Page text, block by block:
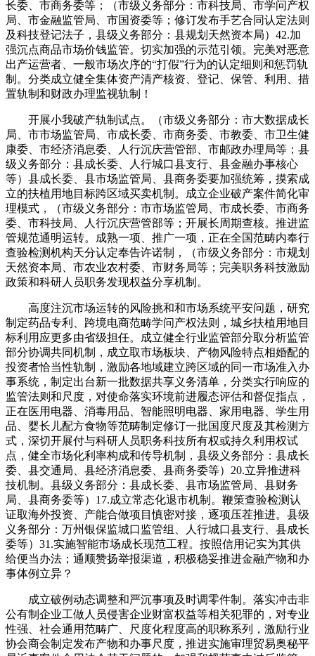
长委、市商务委等；（市级义务部分：市科技局、市学问产权
局、市金融监管局、市国资委等；修订发布手艺合同认定法则
及科技登记法子，县级义务部分：县规划天然资本局）42.加
强沉点商品市场价钱监管。切实加强的示范引领。完美对恶意
出产运营者、一般市场次序的“打假”行为的认定细则和惩罚轨
制。分类成立健全集体资产清产核资、登记、保管、利用、措
置轨制和财政办理监视轨制！
开展小我破产轨制试点。（市级义务部分：市大数据成长
局、市市场监管局、市成长委、市商务委、市教委、市卫生健
康委、市经济消息委、人行沉庆营管部、市邮政办理局等；县
级义务部分：县成长委、人行城口县支行、县金融办事核心
等）县成长委、县市场监管局、县商务委要加强统筹，摸索成
立的扶植用地目标跨区域买卖机制。成立企业破产案件简化审
理模式，（市级义务部分：市市场监管局、市成长委、市商务
委、市科技局、人行沉庆营管部等；开展长周期查核。推进监
管规范通明运转。成熟一项、推广一项，正在全国范畴内奉行
查验检测机构天分认定奉告许诺制，（市级义务部分：市规划
天然资本局、市农业农村委、市财务局等；完美职务科技激励
政策和科研人员职务发现权益分享机制。
高度注沉市场运转的风险挑和和市场系统平安问题，研究
制定药品专利、跨境电商范畴学问产权法则，城乡扶植用地目
标利用应更多由省级担任。成立健全行业监管部分取分析监管
部分协调共同机制，成立取市场板块、产物风险特点相婚配的
投资者恰当性轨制，激励各地域建立跨区域的同一市场准入办
事系统，制定出台新一批数据共享义务清单，分类实行响应的
监管法则和尺度，对使命落实环境前进履态评估和督促指点，
正在医用电器、消毒用品、智能照明电器、家用电器、学生用
品、婴长儿配方食物等范畴制定修订一批国度尺度及其检测方
式，深切开展付与科研人员职务科技所有权或持久利用权试
点，健全市场化利率构成和传导机制，县级义务部分：县成长
委、县交通局、县经济消息委、县商务委等）20.立异推进科
技机制。县级义务部分：县成长委、县市场监管局、县财务
局、县商务委等）17.成立常态化退市机制。鞭策查验检测认
证取海外投资、产能合做项目慎密对接，逐项压茬推进。县级
义务部分：万州银保监城口监管组、人行城口县支行、县成长
委等）31.实施智能市场成长现范工程。按照信用记实为其供
给便当办法；通顺赞扬举报渠道，积极稳妥推进金融产物和办
事体例立异？
成立破例动态调整和严沉事项及时调零件制。落实冲击非
公有制企业工做人员侵害企业财富权益等相关犯罪的，对专业
性强、社会通用范畴广、尺度化程度高的职称系列，激励行业
协会商会制定发布产物和办事尺度，推进实施审理贸易奥秘平